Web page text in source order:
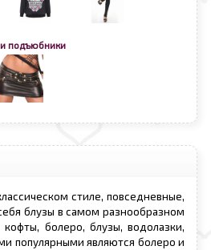
подъюбники
стиле, повседневные,
блузы в самом разнообразном
болеро, блузы, водолазки,
популярными являются болеро и